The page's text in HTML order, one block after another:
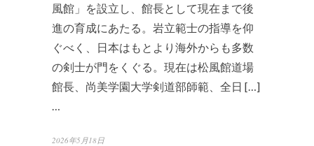
風館」を設立し、館長として現在まで後
進の育成にあたる。岩立範士の指導を仰
ぐべく、日本はもとより海外からも多数
の剣士が門をくぐる。現在は松風館道場
館長、尚美学園大学剣道部師範、全日 […]
…
2026年5月18日